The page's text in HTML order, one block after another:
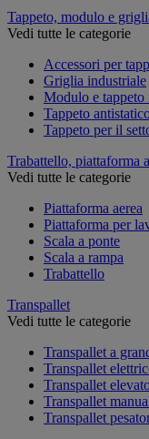
Tappeto, modulo e
Vedi tutte le categorie
Accessori per
Griglia industriale
Modulo e tappeto
Tappeto
Tappeto per il
Trabattello, piattaforma
Vedi tutte le categorie
Piattaforma aerea
Piattaforma per
Scala a ponte
Scala a rampa
Trabattello
Transpallet
Vedi tutte le categorie
Transpallet a
Transpallet
Transpallet
Transpallet
Transpallet